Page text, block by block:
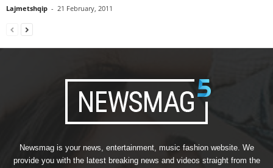
Lajmetshqip - 21 February, 2011
Newsmag is your news, entertainment, music fashion website. We
provide you with the latest breaking news and videos straight from the